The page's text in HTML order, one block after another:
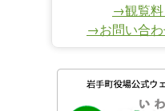
→観覧料
→お問い合